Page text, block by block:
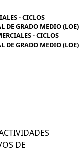
- CICLOS
DE GRADO MEDIO (LOE)
- CICLOS
DE GRADO MEDIO (LOE)
DE